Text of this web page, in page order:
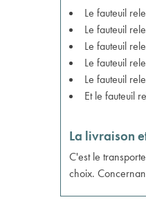
Le fauteuil
Le fauteuil
Le fauteuil
Le fauteuil
Le fauteuil
Et le fauteuil
La livraison
C'est le
choix.